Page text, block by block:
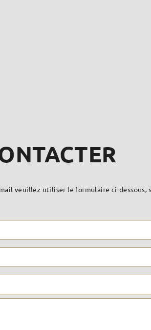
veuillez utiliser le formulaire ci-dessous,